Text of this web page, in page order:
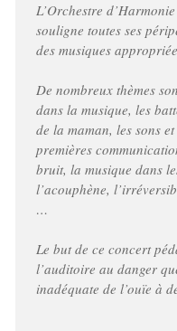
L’Orchestre
souligne toutes ses
des musiques
De nombreux thèmes
dans la musique, les
de la maman, les sons
premières
bruit, la musique dans
l’acouphène,
…
Le but de ce concert
l’auditoire au danger
inadéquate de l’ouïe à